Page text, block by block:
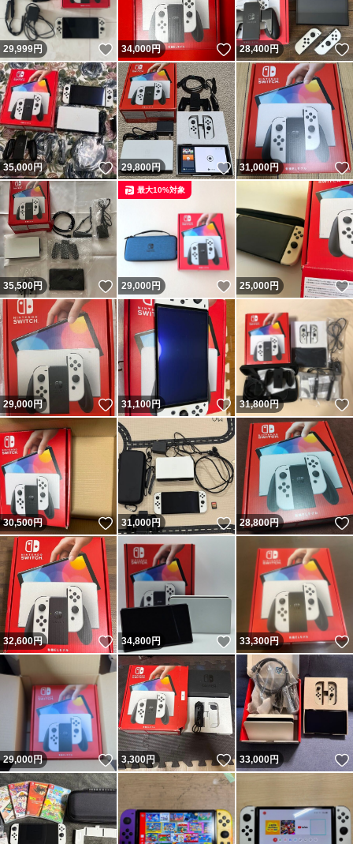
29,999円 いいね！
34,000円 いいね！
28,400円
35,000円 いいね！
29,800円 いいね！
31,000円
35,500円 いいね！
29,000 円 いいね！
最大10%対象
25,000円
29,000円 いいね！
31,100円 いいね！
31,800円
30,500円 いいね！
31,000円 いいね！
28,800円
32,600円 いいね！
34,800円 いいね！
33,300円
29,000円 いいね！
3,300円 いいね！
33,000円